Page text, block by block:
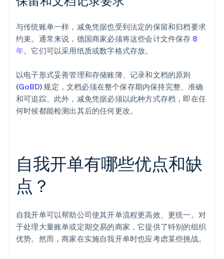
与传统账单一样，减免凭据也受到法定的保留和归档要求
约束。通常来说，德国商家必须将这些会计文件保存 8
年。它们可以采用纸质或数字格式存放。
以电子形式妥善管理和存储账簿、记录和文档的原则
(GoBD) 规定，文档必须在整个保存期内保持完整、准确
和可追踪。此外，减免凭据必须以此种方式存档，即在任
何时候都能检测出其后的任何更改。
自我开单有哪些优点和缺
点？
自我开单可以帮助公司使其开单流程更高效、更统一。对
于处理大量账单或定期交易的商家，它提供了特别的组织
优势。然而，商家在实施自我开单时也应考虑某些挑战。